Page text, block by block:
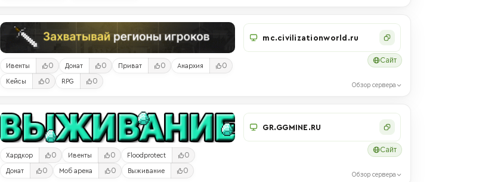
Ивенты 0 Донат 0 Приват 0 Анархия 0
Кейсы 0 RPG 0
mc.civilizationworld.ru
Сайт
Обзор сервера
Хардкор 0 Ивенты 0 Floodprotect 0
Донат 0 Моб арена 0 Выживание 0
GR.GGMINE.RU
Сайт
Обзор сервера